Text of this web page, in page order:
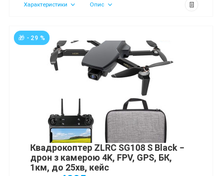
Характеристики Опис
🎁 - 29 %
Квадрокоптер ZLRC SG108 S Black −
дрон з камерою 4K, FPV, GPS, БК,
1км, до 25хв, кейс